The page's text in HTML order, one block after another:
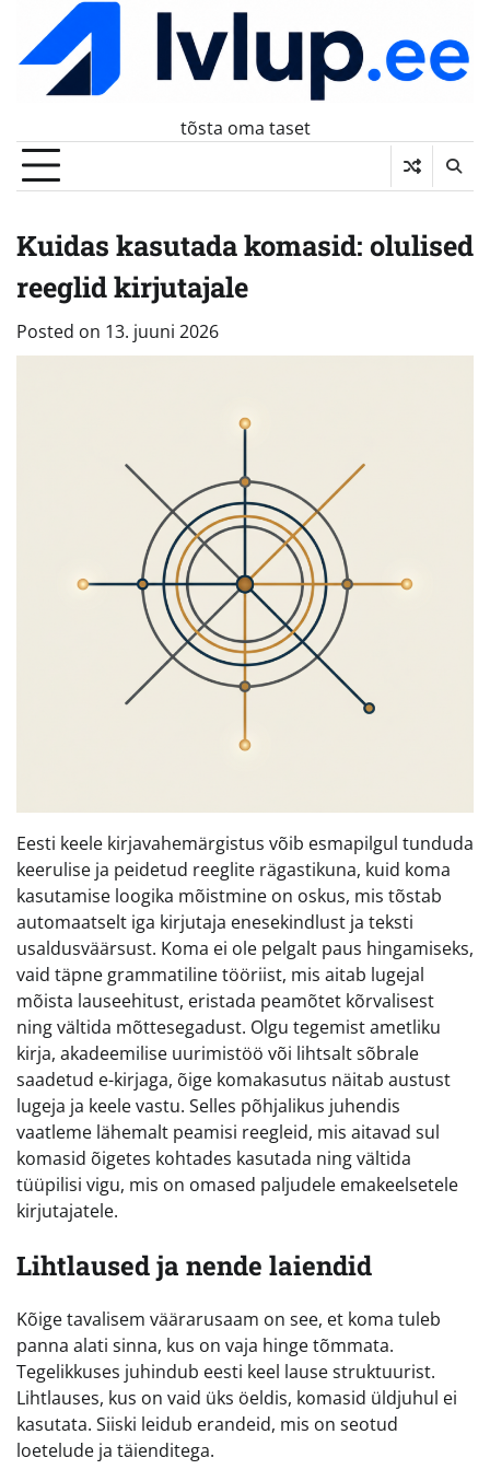
content
tõsta oma taset
Kuidas kasutada komasid: olulised
reeglid kirjutajale
Posted on 13. juuni 2026
Eesti keele kirjavahemärgistus võib esmapilgul tunduda
keerulise ja peidetud reeglite rägastikuna, kuid koma
kasutamise loogika mõistmine on oskus, mis tõstab
automaatselt iga kirjutaja enesekindlust ja teksti
usaldusväärsust. Koma ei ole pelgalt paus hingamiseks,
vaid täpne grammatiline tööriist, mis aitab lugejal
mõista lauseehitust, eristada peamõtet kõrvalisest
ning vältida mõttesegadust. Olgu tegemist ametliku
kirja, akadeemilise uurimistöö või lihtsalt sõbrale
saadetud e-kirjaga, õige komakasutus näitab austust
lugeja ja keele vastu. Selles põhjalikus juhendis
vaatleme lähemalt peamisi reegleid, mis aitavad sul
komasid õigetes kohtades kasutada ning vältida
tüüpilisi vigu, mis on omased paljudele emakeelsetele
kirjutajatele.
Lihtlaused ja nende laiendid
Kõige tavalisem väärarusaam on see, et koma tuleb
panna alati sinna, kus on vaja hinge tõmmata.
Tegelikkuses juhindub eesti keel lause struktuurist.
Lihtlauses, kus on vaid üks öeldis, komasid üldjuhul ei
kasutata. Siiski leidub erandeid, mis on seotud
loetelude ja täienditega.